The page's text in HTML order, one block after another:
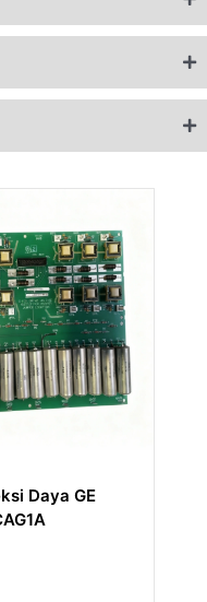
Papan Exciter De-
Excitation GE